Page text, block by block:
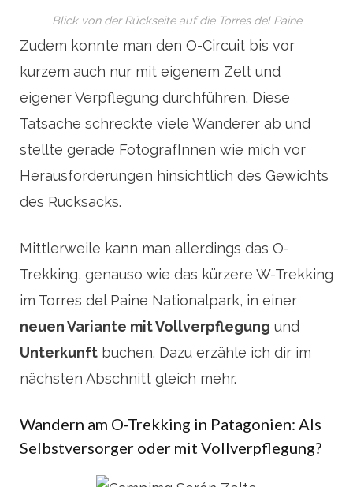
Blick von der Rückseite auf die Torres del Paine
Zudem konnte man den O-Circuit bis vor
kurzem auch nur mit eigenem Zelt und
eigener Verpflegung durchführen. Diese
Tatsache schreckte viele Wanderer ab und
stellte gerade FotografInnen wie mich vor
Herausforderungen hinsichtlich des Gewichts
des Rucksacks.
Mittlerweile kann man allerdings das O-
Trekking, genauso wie das kürzere W-Trekking
im Torres del Paine Nationalpark, in einer
neuen Variante mit Vollverpflegung und
Unterkunft buchen. Dazu erzähle ich dir im
nächsten Abschnitt gleich mehr.
Wandern am O-Trekking in Patagonien: Als
Selbstversorger oder mit Vollverpflegung?